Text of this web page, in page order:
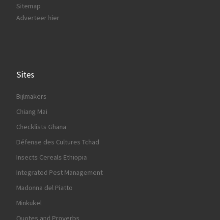
Sitemap
Adverteer hier
Sites
Bijlmakers
Chiang Mai
Checklists Ghana
Défense des Cultures Tchad
Insects Cereals Ethiopia
Integrated Pest Management
Madonna del Piatto
Minkukel
Quotes and Proverbs